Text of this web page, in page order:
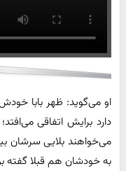
او می‌گوید: ظهر بابا
دارد برایش اتفاقی
می‌خواهند بلایی سرشان
به خودشان هم قبلا گفته